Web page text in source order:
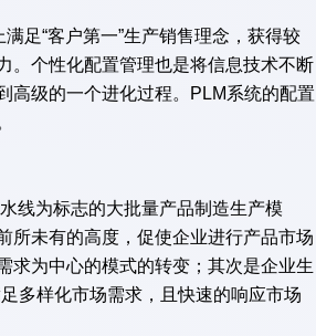
足“客户第一”生产销售理念，获得较
。个性化配置管理也是将信息技术不断
高级的一个进化过程。PLM系统的配置
线为标志的大批量产品制造生产模
所未有的高度，促使企业进行产品市场
求为中心的模式的转变；其次是企业生
多样化市场需求，且快速的响应市场